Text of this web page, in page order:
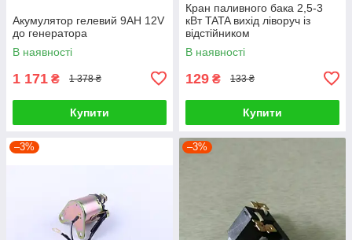
Акумулятор гелевий 9AH 12V
до генератора
В наявності
1 171 ₴ 1 378 ₴
Купити
Кран паливного бака 2,5-3
кВт TATA вихід ліворуч із
відстійником
В наявності
129 ₴ 133 ₴
Купити
–3% –3%